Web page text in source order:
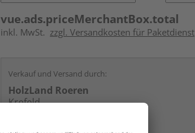
vue.ads.priceMerchantBox.total
inkl. MwSt. zzgl. Versandkosten für Paketdienst
Verkauf und Versand durch:
HolzLand Roeren
Krefeld